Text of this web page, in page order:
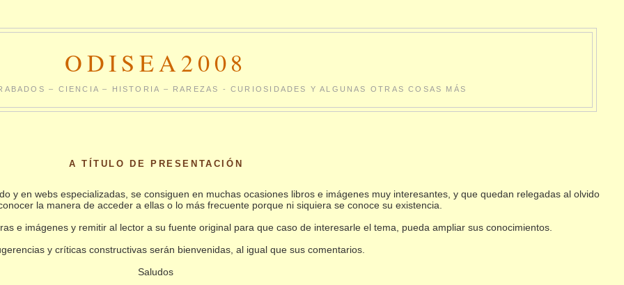
ODISEA2008
– CIENCIA – HISTORIA – RAREZAS - CURIOSIDADES Y ALGUNAS OTRAS COSAS MÁS
A TÍTULO DE PRESENTACIÓN
y en webs especializadas, se consiguen en muchas ocasiones libros e imágenes muy interesantes, y que quedan relegadas al olvido
la manera de acceder a ellas o lo más frecuente porque ni siquiera se conoce su existencia.
e imágenes y remitir al lector a su fuente original para que caso de interesarle el tema, pueda ampliar sus conocimientos.
y críticas constructivas serán bienvenidas, al igual que sus comentarios.
Saludos